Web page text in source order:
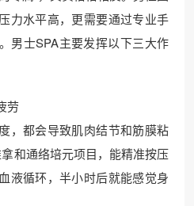
力水平高，更需要通过专业手
男士SPA主要发挥以下三大作
劳
，都会导致肌肉结节和筋膜粘
和通络培元项目，能精准按压
液循环，半小时后就能感觉身